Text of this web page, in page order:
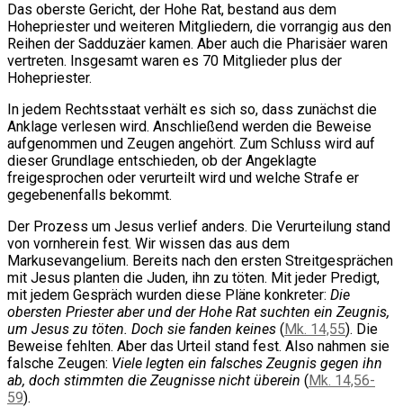
Das oberste Gericht, der Hohe Rat, bestand aus dem
Hohepriester und weiteren Mitgliedern, die vorrangig aus den
Reihen der Sadduzäer kamen. Aber auch die Pharisäer waren
vertreten. Insgesamt waren es 70 Mitglieder plus der
Hohepriester.
In jedem Rechtsstaat verhält es sich so, dass zunächst die
Anklage verlesen wird. Anschließend werden die Beweise
aufgenommen und Zeugen angehört. Zum Schluss wird auf
dieser Grundlage entschieden, ob der Angeklagte
freigesprochen oder verurteilt wird und welche Strafe er
gegebenenfalls bekommt.
Der Prozess um Jesus verlief anders. Die Verurteilung stand
von vornherein fest. Wir wissen das aus dem
Markusevangelium. Bereits nach den ersten Streitgesprächen
mit Jesus planten die Juden, ihn zu töten. Mit jeder Predigt,
mit jedem Gespräch wurden diese Pläne konkreter: Die
obersten Priester aber und der Hohe Rat suchten ein Zeugnis,
um Jesus zu töten. Doch sie fanden keines (Mk. 14,55). Die
Beweise fehlten. Aber das Urteil stand fest. Also nahmen sie
falsche Zeugen: Viele legten ein falsches Zeugnis gegen ihn
ab, doch stimmten die Zeugnisse nicht überein (Mk. 14,56-
59).